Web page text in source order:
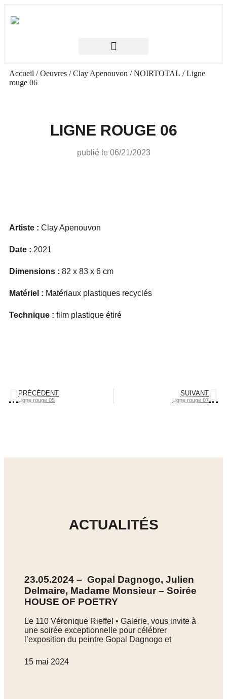
Accueil /Oeuvres /Clay Apenouvon /NOIRTOTAL / Ligne
rouge 06
LIGNE ROUGE 06
publié le 06/21/2023
Artiste : Clay Apenouvon
Date : 2021
Dimensions : 82 x 83 x 6 cm
Matériel : Matériaux plastiques recyclés
Technique : film plastique étiré
PRÉCÉDENT
Ligne rouge 05
SUIVANT
Ligne rouge 07
ACTUALITÉS
23.05.2024 – Gopal Dagnogo, Julien
Delmaire, Madame Monsieur – Soirée
HOUSE OF POETRY
Le 110 Véronique Rieffel • Galerie, vous invite à
une soirée exceptionnelle pour célébrer
l’exposition du peintre Gopal Dagnogo et
15 mai 2024